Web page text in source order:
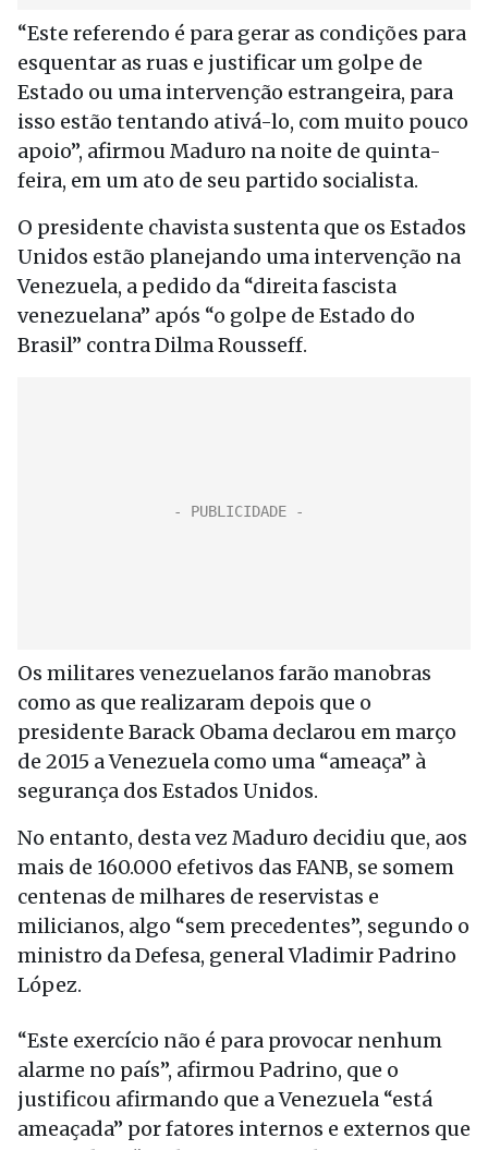
“Este referendo é para gerar as condições para
esquentar as ruas e justificar um golpe de
Estado ou uma intervenção estrangeira, para
isso estão tentando ativá-lo, com muito pouco
apoio”, afirmou Maduro na noite de quinta-
feira, em um ato de seu partido socialista.
O presidente chavista sustenta que os Estados
Unidos estão planejando uma intervenção na
Venezuela, a pedido da “direita fascista
venezuelana” após “o golpe de Estado do
Brasil” contra Dilma Rousseff.
Os militares venezuelanos farão manobras
como as que realizaram depois que o
presidente Barack Obama declarou em março
de 2015 a Venezuela como uma “ameaça” à
segurança dos Estados Unidos.
No entanto, desta vez Maduro decidiu que, aos
mais de 160.000 efetivos das FANB, se somem
centenas de milhares de reservistas e
milicianos, algo “sem precedentes”, segundo o
ministro da Defesa, general Vladimir Padrino
López.
“Este exercício não é para provocar nenhum
alarme no país”, afirmou Padrino, que o
justificou afirmando que a Venezuela “está
ameaçada” por fatores internos e externos que